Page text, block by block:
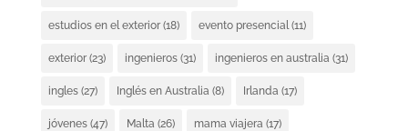
estudios en el exterior(18) evento presencial(11)
exterior(23) ingenieros(31) ingenieros en australia (31)
ingles(27) Inglés en Australia (8) Irlanda (17)
jóvenes(47) Malta (26) mama viajera (17)